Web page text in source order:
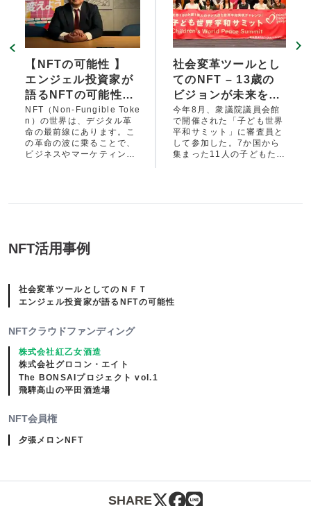
【NFTの可能性 】
エンジェル投資家が
語るNFTの可能性と
は？フィジタルマー
ケティングの最前線
NFT（Non-Fungible Toke
n）の世界は、デジタル革
命の最前線にあります。こ
の革命の波に乗ることで、
ビジネスやマーケティング
社会変革ツールとし
てのNFT – 13歳の
ビジョンが未来を切
り拓く
今年8月、衆議院議員会館
で開催された「子ども世界
平和サミット」に審査員と
して参加した。7か国から
集まった11人の子どもたち
ことで、誰もがデジタル上
NFT活用事例
社会変革ツールとしてのＮＦＴ
エンジェル投資家が語るNFTの可能性
NFTクラウドファンディング
株式会社紅乙女酒造
株式会社グロコン・エイト
The BONSAIプロジェクト vol.1
飛騨高山の平田酒造場
NFT会員権
夕張メロンNFT
SHARE